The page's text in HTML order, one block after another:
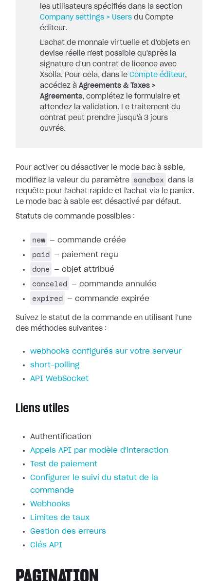
les utilisateurs spécifiés dans la section
Company settings > Users du Compte
éditeur.
L'achat de monnaie virtuelle et d'objets en
devise réelle n'est possible qu'après la
signature d'un contrat de licence avec
Xsolla. Pour cela, dans le Compte éditeur,
accédez à Agreements & Taxes >
Agreements, complétez le formulaire et
attendez la validation. Le traitement du
contrat peut prendre jusqu'à 3 jours
ouvrés.
Pour activer ou désactiver le mode bac à sable,
modifiez la valeur du paramètre
sandbox
dans la
requête pour l'achat rapide et l'achat via le panier.
Le mode bac à sable est désactivé par défaut.
Statuts de commande possibles :
new — commande créée
paid — paiement reçu
done — objet attribué
canceled — commande annulée
expired — commande expirée
Suivez le statut de la commande en utilisant l'une
des méthodes suivantes :
webhooks configurés sur votre serveur
short-polling
API WebSocket
Liens utiles
Authentification
Appels API par modèle d'interaction
Test de paiement
Configurer le suivi du statut de la
commande
Webhooks
Limites de taux
Gestion des erreurs
Clés API
PAGINATION